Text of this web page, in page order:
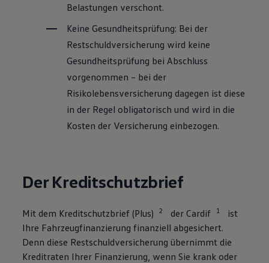
Belastungen verschont.
Keine Gesundheitsprüfung: Bei der
Restschuldversicherung wird keine
Gesundheitsprüfung bei Abschluss
vorgenommen – bei der
Risikolebensversicherung dagegen ist diese
in der Regel obligatorisch und wird in die
Kosten der Versicherung einbezogen.
Der Kreditschutzbrief
Mit dem Kreditschutzbrief (Plus) 2 der Cardif 1
ist
Ihre Fahrzeugfinanzierung finanziell abgesichert.
Denn diese Restschuldversicherung übernimmt die
Kreditraten Ihrer Finanzierung, wenn Sie krank oder